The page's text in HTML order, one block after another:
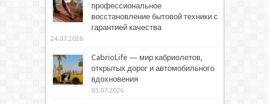
профессиональное
восстановление бытовой техники с
гарантией качества
24.07.2026
CabrioLife — мир кабриолетов,
открытых дорог и автомобильного
вдохновения
03.07.2026